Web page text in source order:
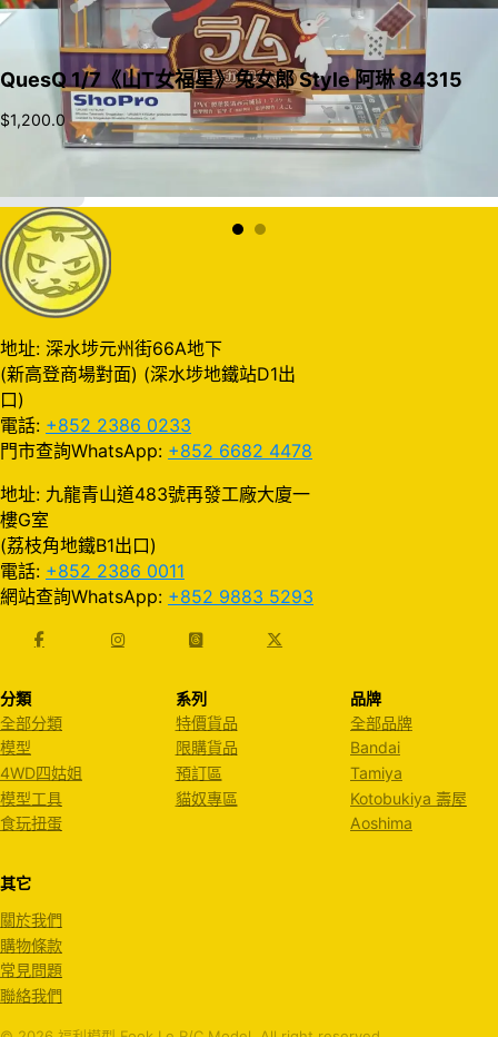
QuesQ 1/7《山T女福星》兔女郎 Style 阿琳 84315
$1,200.0
地址: 深水埗元州街66A地下
(新高登商場對面) (深水埗地鐵站D1出
口)
電話: +852 2386 0233
門市查詢WhatsApp: +852 6682 4478
地址: 九龍青山道483號再發工廠大廈一
樓G室
(荔枝角地鐵B1出口)
電話: +852 2386 0011
網站查詢WhatsApp: +852 9883 5293
分類
全部分類
模型
4WD四姑姐
模型工具
食玩扭蛋
系列
特價貨品
限購貨品
預訂區
貓奴專區
品牌
全部品牌
Bandai
Tamiya
Kotobukiya 壽屋
Aoshima
其它
關於我們
購物條款
常見問題
聯絡我們